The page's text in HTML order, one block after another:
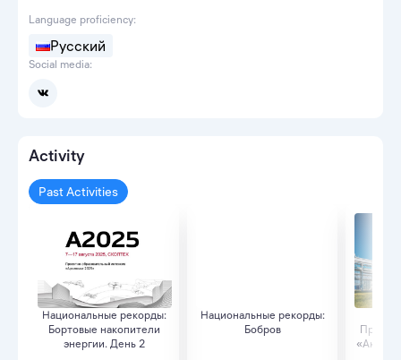
Language proficiency:
Русский
Social media:
Activity
Past Activities
Национальные рекорды:
Бортовые накопители
энергии. День 2
Национальные рекорды:
Бобров